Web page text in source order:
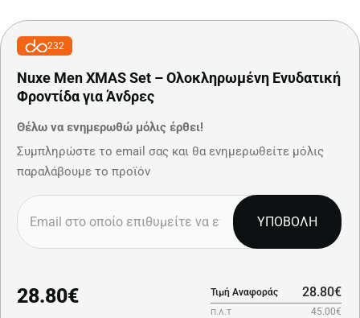
232
Nuxe Men XMAS Set – Ολοκληρωμένη Ενυδατική
Φροντίδα για Άνδρες
28.80€ Τιμή Αναφοράς 28.80€
Π.Λ.Τ 45.00€
Θέλω να ενημερωθώ μόλις έρθει!
Συμπληρώστε το email σας και θα ενημερωθείτε μόλις
παραλάβουμε το προϊόν
ΥΠΟΒΟΛΗ